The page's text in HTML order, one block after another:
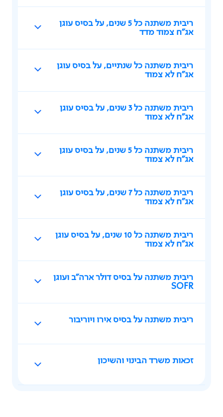
ריבית משתנה כל 5 שנים, על בסיס עוגן
אג"ח צמוד מדד
ריבית משתנה כל שנתיים, על בסיס עוגן
אג"ח לא צמוד
ריבית משתנה כל 3 שנים, על בסיס עוגן
אג"ח לא צמוד
ריבית משתנה כל 5 שנים, על בסיס עוגן
אג"ח לא צמוד
ריבית משתנה כל 7 שנים, על בסיס עוגן
אג"ח לא צמוד
ריבית משתנה כל 10 שנים, על בסיס עוגן
אג"ח לא צמוד
ריבית משתנה על בסיס דולר ארה"ב ועוגן
SOFR
ריבית משתנה על בסיס אירו ויוריבור
זכאות משרד הבינוי והשיכון